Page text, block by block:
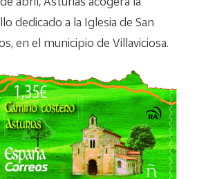
dedicado a la Iglesia de San
en el municipio de Villaviciosa.